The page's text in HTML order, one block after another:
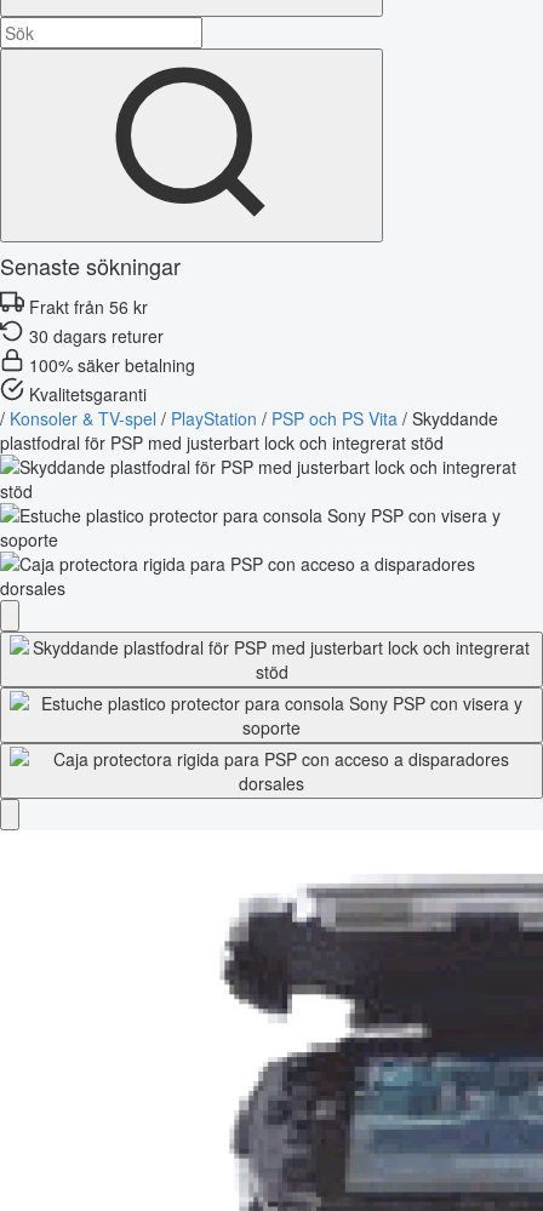
Senaste sökningar
Frakt från 56 kr
30 dagars returer
100% säker betalning
Kvalitetsgaranti
/ Konsoler & TV-spel / PlayStation / PSP och PS Vita / Skyddande
plastfodral för PSP med justerbart lock och integrerat stöd